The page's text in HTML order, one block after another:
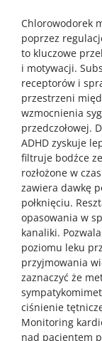
Chlorowodorek
poprzez
to kluczowe
i motywacji.
receptorów i
przestrzeni
wzmocnienia
przedczołowej.
ADHD zyskuje
filtruje bodźce
rozłożone w
zawiera dawkę
połknięciu.
opasowania w
kanaliki.
poziomu leku
przyjmowania
zaznaczyć że
ciśnienie
Monitoring
nad pacjentem